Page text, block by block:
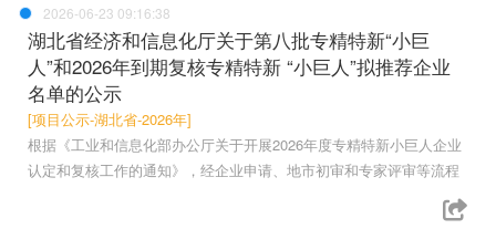
2026-06-23 09:16:38
湖北省经济和信息化厅关于第八批专精特新“小巨
人”和2026年到期复核专精特新 “小巨人”拟推荐企业
名单的公示
[项目公示-湖北省-2026年]
根据《工业和信息化部办公厅关于开展2026年度专精特新小巨人企业
认定和复核工作的通知》，经企业申请、地市初审和专家评审等流程